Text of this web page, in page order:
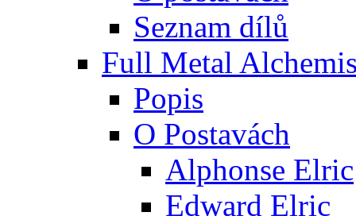
Seznam dílů
Full Metal
Popis
O Postavách
Alphonse Elric
Edward Elric